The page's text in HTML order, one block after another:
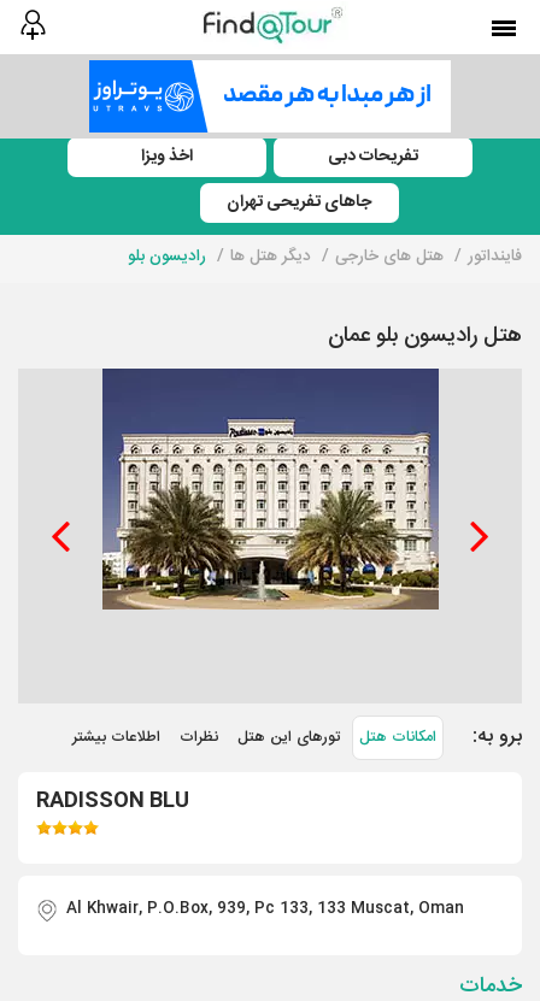
تفریحات دبی
اخذ ویزا
جاهای تفریحی تهران
فاینداتور هتل های خارجی دیگر هتل ها رادیسون بلو
هتل رادیسون بلو عمان
برو به: امکانات هتل تورهای این هتل نظرات اطلاعات بیشتر
RADISSON BLU
Al Khwair, P.O.Box, 939, Pc 133, 133 Muscat, Oman
خدمات